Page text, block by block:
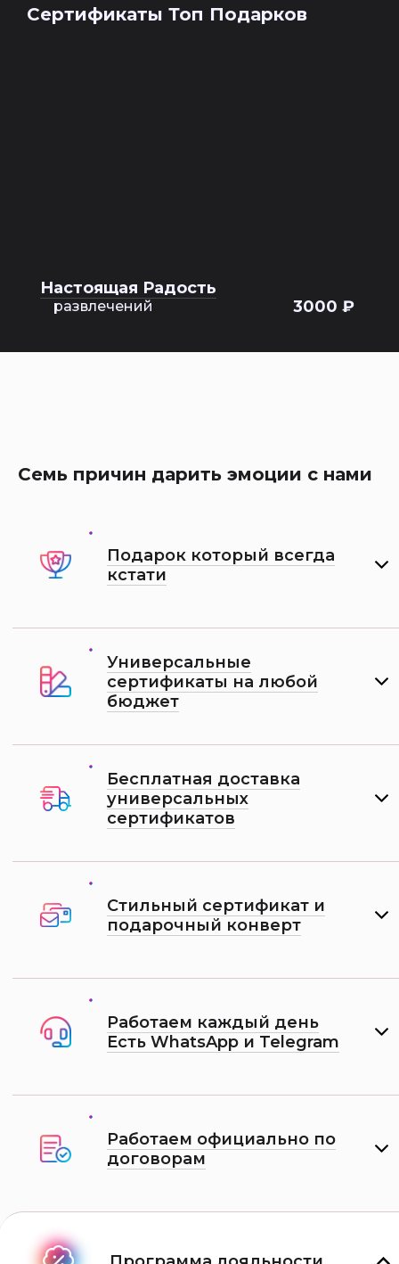
Сертификаты Топ Подарков
Настоящая Радость
развлечений 3000 ₽
Семь причин дарить эмоции с нами
Подарок который всегда
кстати
Универсальные
сертификаты на любой
бюджет
Бесплатная доставка
универсальных
сертификатов
Стильный сертификат и
подарочный конверт
Работаем каждый день
Есть WhatsApp и Telеgram
Работаем официально по
договорам